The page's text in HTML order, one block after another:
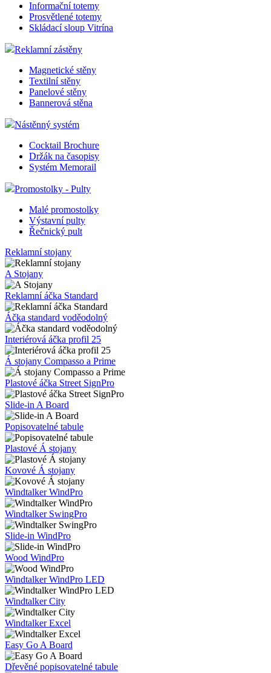
Informační totemy
Prosvětlené totemy
Skládací sloup Vitrína
Reklamní zástěny
Magnetické stěny
Textilní stěny
Panelové stěny
Bannerová stěna
Nástěnný systém
Cocktail Brochure
Držák na časopisy
Systém Memorail
Promostolky - Pulty
Malé promostolky
Výstavní pulty
Řečnický pult
Reklamní stojany
A Stojany
Reklamní áčka Standard
Áčka standard voděodolný
Interiérová áčka profil 25
Á stojany Compasso a Prime
Plastové áčka Street SignPro
Slide-in A Board
Popisovatelné tabule
Plastové Á stojany
Kovové Á stojany
Windtalker WindPro
Windtalker SwingPro
Slide-in WindPro
Wood WindPro
Windtalker WindPro LED
Windtalker City
Windtalker Excel
Easy Go A Board
Dřevěné popisovatelné tabule